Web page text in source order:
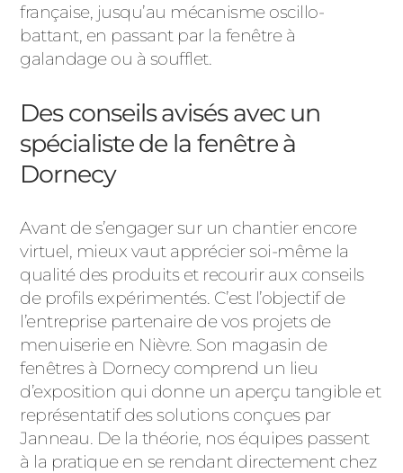
française, jusqu’au mécanisme oscillo-
battant, en passant par la fenêtre à
galandage ou à soufflet.
Des conseils avisés avec un
spécialiste de la fenêtre à
Dornecy
Avant de s’engager sur un chantier encore
virtuel, mieux vaut apprécier soi-même la
qualité des produits et recourir aux conseils
de profils expérimentés. C’est l’objectif de
l’entreprise partenaire de vos projets de
menuiserie en Nièvre. Son magasin de
fenêtres à Dornecy comprend un lieu
d’exposition qui donne un aperçu tangible et
représentatif des solutions conçues par
Janneau. De la théorie, nos équipes passent
à la pratique en se rendant directement chez